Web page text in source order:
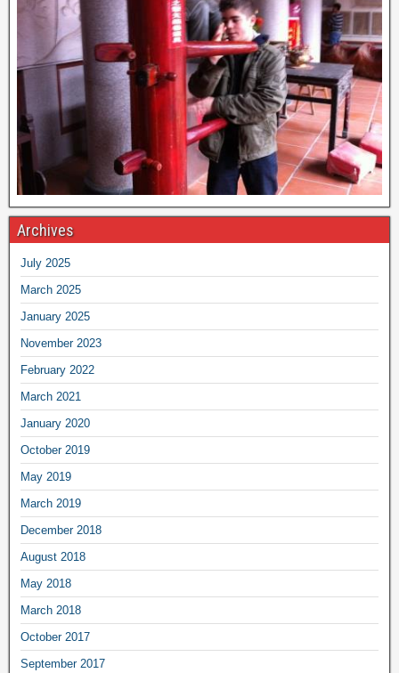
Archives
July 2025
March 2025
January 2025
November 2023
February 2022
March 2021
January 2020
October 2019
May 2019
March 2019
December 2018
August 2018
May 2018
March 2018
October 2017
September 2017